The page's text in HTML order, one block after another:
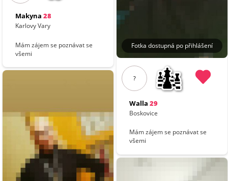
Makyna 28
Karlovy Vary
Mám zájem se poznávat se
všemi
Fotka dostupná po přihlášení
?
Walla 29
Boskovice
Mám zájem se poznávat se
všemi